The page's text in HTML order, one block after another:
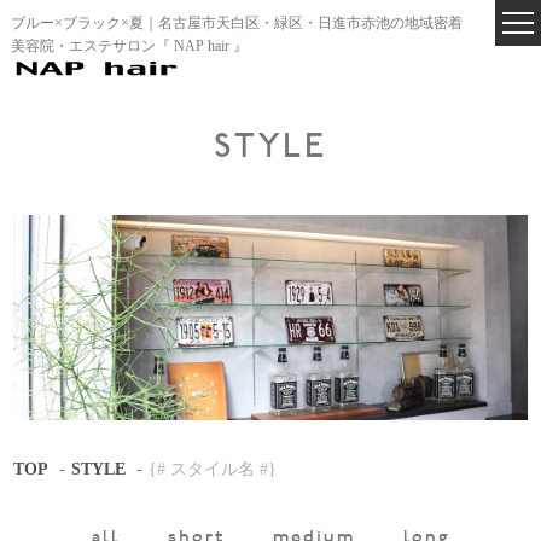
ブルー×ブラック×夏｜名古屋市天白区・緑区・日進市赤池の地域密着
美容院・エステサロン『 NAP hair 』
STYLE
TOP STYLE {# スタイル名 #}